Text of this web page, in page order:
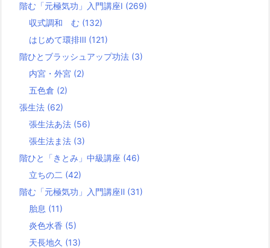
階む「元極気功」入門講座Ⅰ (269)
収式調和 む (132)
はじめて環排Ⅲ (121)
階ひとブラッシュアップ功法 (3)
内宮・外宮 (2)
五色倉 (2)
張生法 (62)
張生法あ法 (56)
張生法ま法 (3)
階ひと「きとみ」中級講座 (46)
立ちの二 (42)
階む「元極気功」入門講座Ⅱ (31)
胎息 (11)
炎色水香 (5)
天長地久 (13)